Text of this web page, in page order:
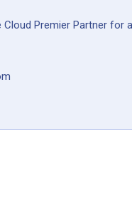
Premier Partner